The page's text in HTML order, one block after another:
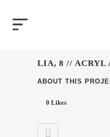
LIA, 8 // ACRYL
ABOUT THIS
0 Likes